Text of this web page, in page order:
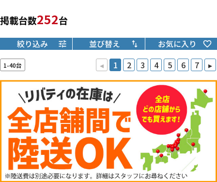
掲載台数252台
絞り込み 並び替え お気に入り
1-40台 ◂ 1 2 3 4 5 6 7 ▸